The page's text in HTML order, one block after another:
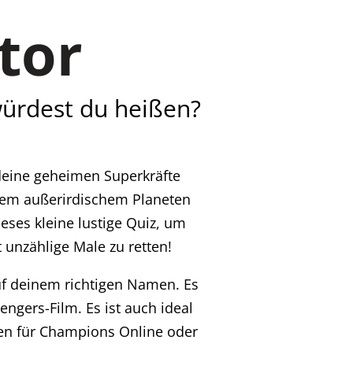
du heißen?
geheimen Superkräfte
außerirdischem Planeten
kleine lustige Quiz, um
Male zu retten!
deinem richtigen Namen. Es
Film. Es ist auch ideal
für Champions Online oder